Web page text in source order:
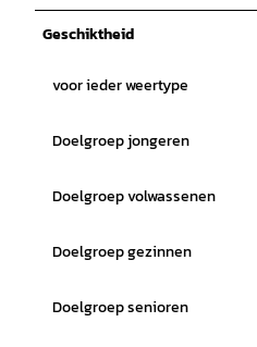
Geschiktheid
voor ieder weertype
Doelgroep jongeren
Doelgroep volwassenen
Doelgroep gezinnen
Doelgroep senioren